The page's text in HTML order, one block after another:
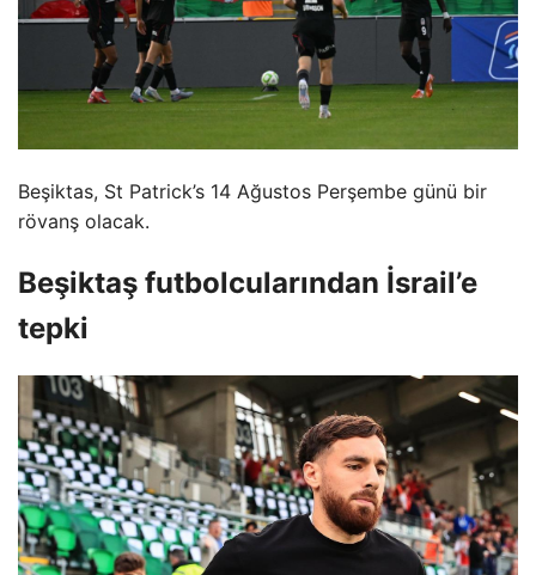
Beşiktas, St Patrick’s 14 Ağustos Perşembe günü bir
rövanş olacak.
Beşiktaş futbolcularından İsrail’e
tepki